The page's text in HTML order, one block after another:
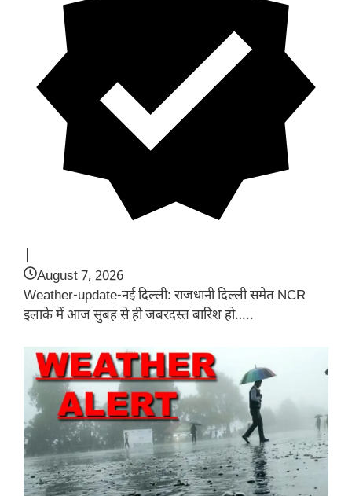
August 7, 2026
Weather-update-नई दिल्ली: राजधानी दिल्ली समेत NCR
इलाके में आज सुबह से ही जबरदस्त बारिश हो…..